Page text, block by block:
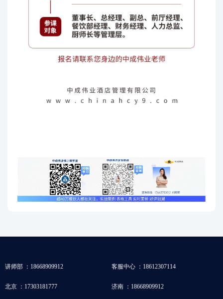
讲师部 ：18668909912 客服中心 ：18612307114
北京 ：17303181777 济南 ：18668909912